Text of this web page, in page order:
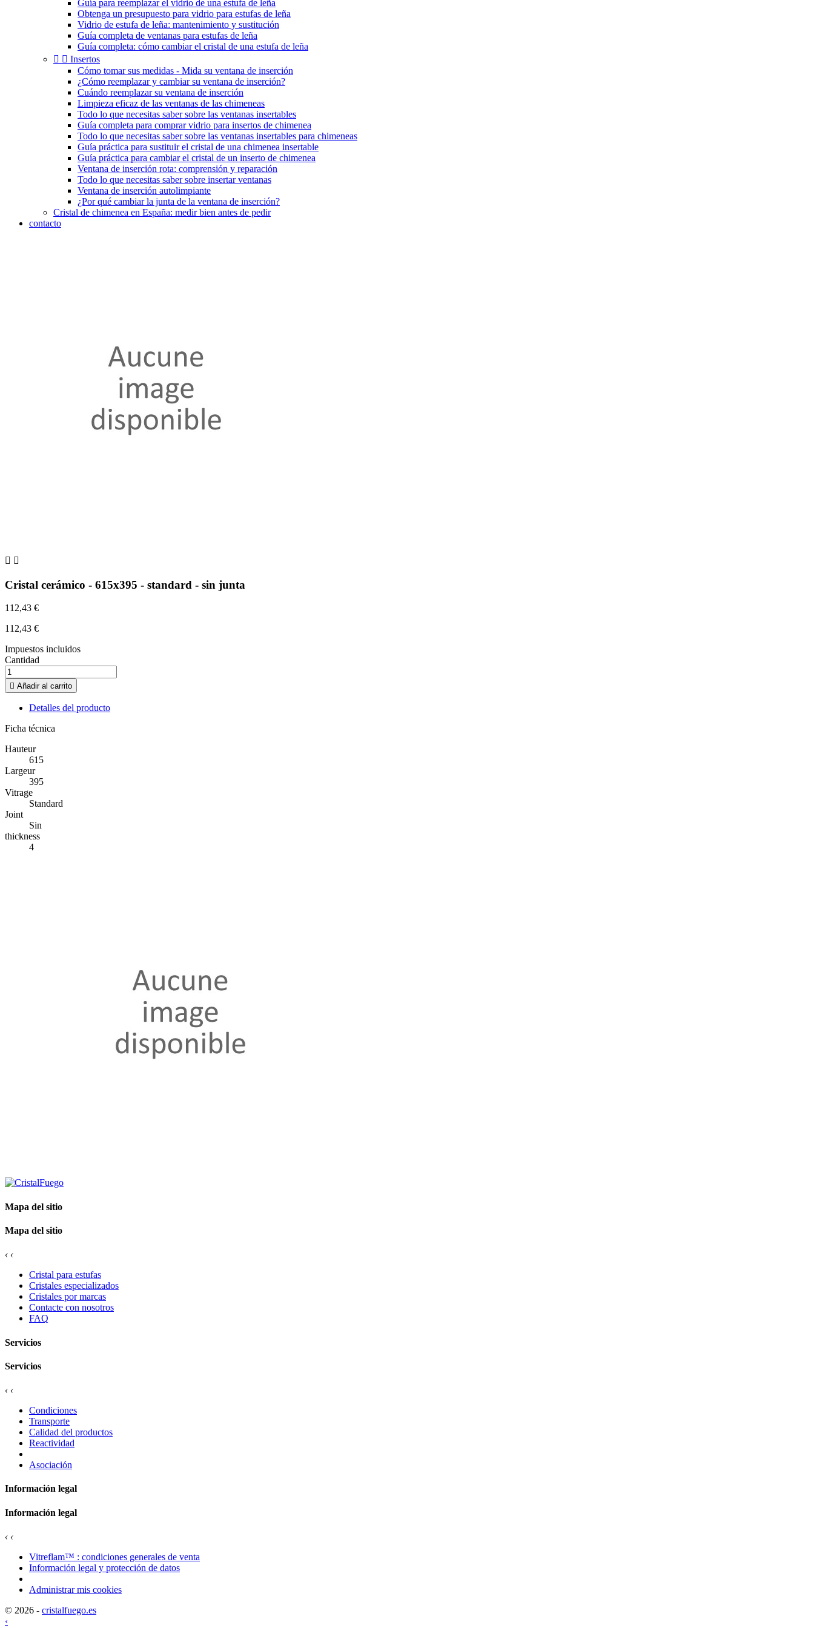
Guía para reemplazar el vidrio de una estufa de leña
Obtenga un presupuesto para vidrio para estufas de leña
Vidrio de estufa de leña: mantenimiento y sustitución
Guía completa de ventanas para estufas de leña
Guía completa: cómo cambiar el cristal de una estufa de leña
  Insertos
Cómo tomar sus medidas - Mida su ventana de inserción
¿Cómo reemplazar y cambiar su ventana de inserción?
Cuándo reemplazar su ventana de inserción
Limpieza eficaz de las ventanas de las chimeneas
Todo lo que necesitas saber sobre las ventanas insertables
Guía completa para comprar vidrio para insertos de chimenea
Todo lo que necesitas saber sobre las ventanas insertables para chimeneas
Guía práctica para sustituir el cristal de una chimenea insertable
Guía práctica para cambiar el cristal de un inserto de chimenea
Ventana de inserción rota: comprensión y reparación
Todo lo que necesitas saber sobre insertar ventanas
Ventana de inserción autolimpiante
¿Por qué cambiar la junta de la ventana de inserción?
Cristal de chimenea en España: medir bien antes de pedir
contacto
 
Cristal cerámico - 615x395 - standard - sin junta
112,43 €
112,43 €
Impuestos incluidos
Cantidad
 Añadir al carrito
Detalles del producto
Ficha técnica
Hauteur
615
Largeur
395
Vitrage
Standard
Joint
Sin
thickness
4
Mapa del sitio
Mapa del sitio
‹ ‹
Cristal para estufas
Cristales especializados
Cristales por marcas
Contacte con nosotros
FAQ
Servicios
Servicios
‹ ‹
Condiciones
Transporte
Calidad del productos
Reactividad
Asociación
Información legal
Información legal
‹ ‹
Vitreflam™ : condiciones generales de venta
Información legal y protección de datos
Administrar mis cookies
© 2026 - cristalfuego.es
‹